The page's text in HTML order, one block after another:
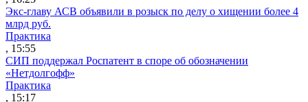
Экс-главу АСВ объявили в розыск по делу о хищении более 4
млрд руб.
Практика
, 15:55
СИП поддержал Роспатент в споре об обозначении
«Нетдолгофф»
Практика
, 15:17